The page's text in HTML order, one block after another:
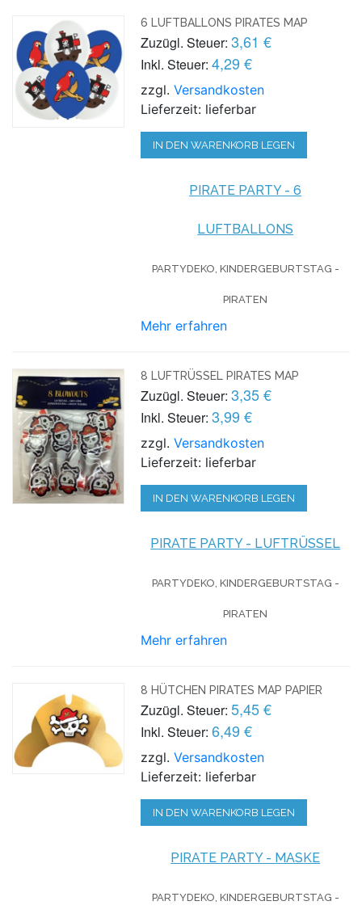
6 LUFTBALLONS PIRATES MAP
Zuzügl. Steuer: 3,61 €
Inkl. Steuer: 4,29 €
zzgl.Versandkosten
Lieferzeit: lieferbar
IN DEN WARENKORB LEGEN
PIRATE PARTY - 6
LUFTBALLONS
PARTYDEKO, KINDERGEBURTSTAG -
PIRATEN
Mehr erfahren
8 LUFTRÜSSEL PIRATES MAP
Zuzügl. Steuer: 3,35 €
Inkl. Steuer: 3,99 €
zzgl.Versandkosten
Lieferzeit: lieferbar
IN DEN WARENKORB LEGEN
PIRATE PARTY - LUFTRÜSSEL
PARTYDEKO, KINDERGEBURTSTAG -
PIRATEN
Mehr erfahren
8 HÜTCHEN PIRATES MAP PAPIER
Zuzügl. Steuer: 5,45 €
Inkl. Steuer: 6,49 €
zzgl.Versandkosten
Lieferzeit: lieferbar
IN DEN WARENKORB LEGEN
PIRATE PARTY - MASKE
PARTYDEKO, KINDERGEBURTSTAG -